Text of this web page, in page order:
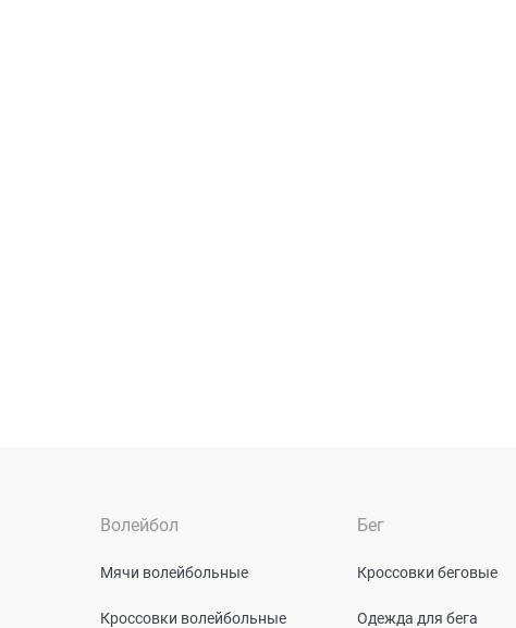
Волейбол
Мячи волейбольные
Кроссовки волейбольные
Бег
Кроссовки беговые
Одежда для бега